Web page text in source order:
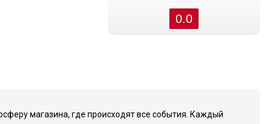
0.0
магазина, где происходят все события. Каждый